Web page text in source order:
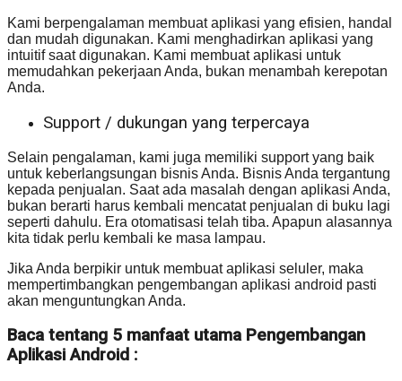
Kami berpengalaman membuat aplikasi yang efisien, handal
dan mudah digunakan. Kami menghadirkan aplikasi yang
intuitif saat digunakan. Kami membuat aplikasi untuk
memudahkan pekerjaan Anda, bukan menambah kerepotan
Anda.
Support / dukungan yang terpercaya
Selain pengalaman, kami juga memiliki support yang baik
untuk keberlangsungan bisnis Anda. Bisnis Anda tergantung
kepada penjualan. Saat ada masalah dengan aplikasi Anda,
bukan berarti harus kembali mencatat penjualan di buku lagi
seperti dahulu. Era otomatisasi telah tiba. Apapun alasannya
kita tidak perlu kembali ke masa lampau.
Jika Anda berpikir untuk membuat aplikasi seluler, maka
mempertimbangkan pengembangan aplikasi android pasti
akan menguntungkan Anda.
Baca tentang 5 manfaat utama Pengembangan
Aplikasi Android :